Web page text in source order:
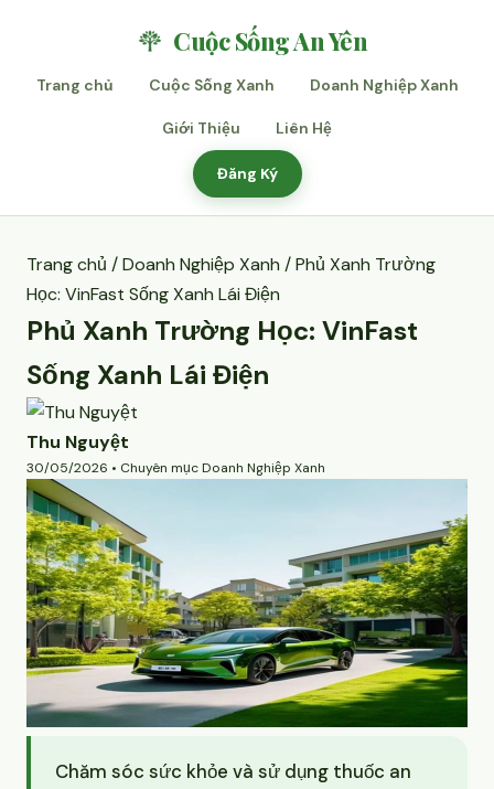
Cuộc Sống An Yên
Trang chủ Cuộc Sống Xanh Doanh Nghiệp Xanh
Giới Thiệu Liên Hệ
Đăng Ký
Trang chủ /Doanh Nghiệp Xanh / Phủ Xanh Trường
Học: VinFast Sống Xanh Lái Điện
Phủ Xanh Trường Học: VinFast
Sống Xanh Lái Điện
Thu Nguyệt
30/05/2026 • Chuyên mục Doanh Nghiệp Xanh
Chăm sóc sức khỏe và sử dụng thuốc an